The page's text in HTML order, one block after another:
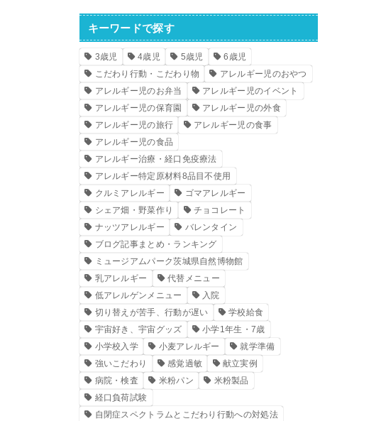
キーワードで探す
3歳児 4歳児 5歳児
6歳児
こだわり行動・こだわり物
アレルギー児のおやつ
アレルギー児のお弁当
アレルギー児のイベント
アレルギー児の保育園
アレルギー児の外食
アレルギー児の旅行
アレルギー児の食事
アレルギー児の食品
アレルギー治療・経口免疫療法
アレルギー特定原材料8品目不使用
クルミアレルギー
ゴマアレルギー
シェア畑・野菜作り
チョコレート
ナッツアレルギー
バレンタイン
ブログ記事まとめ・ランキング
ミュージアムパーク茨城県自然博物館
乳アレルギー
代替メニュー
低アレルゲンメニュー
入院
切り替えが苦手、行動が遅い
学校給食
宇宙好き、宇宙グッズ
小学1年生・7歳
小学校入学
小麦アレルギー
就学準備
強いこだわり
感覚過敏
献立実例
病院・検査
米粉パン
米粉製品
経口負荷試験
自閉症スペクトラムとこだわり行動への対処法